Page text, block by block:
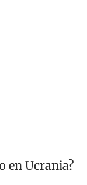
en Ucrania?